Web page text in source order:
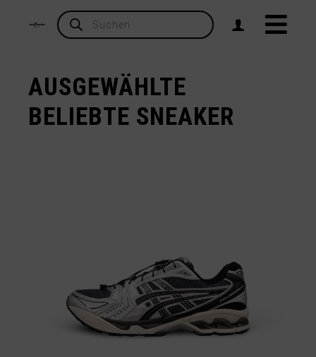
Products
search
AUSGEWÄHLTE
BELIEBTE SNEAKER